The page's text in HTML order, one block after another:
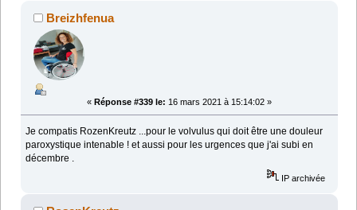
Breizhfenua
« Réponse #339 le: 16 mars 2021 à 15:14:02 »
Je compatis RozenKreutz ...pour le volvulus qui doit être une douleur
paroxystique intenable ! et aussi pour les urgences que j'ai subi en
décembre .
IP archivée